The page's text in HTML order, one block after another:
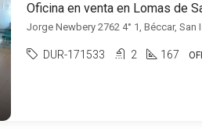
Jorge Newbery 2762 4° 1, Béccar, San
DUR-171533 2 167